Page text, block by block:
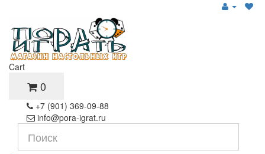
Cart
0
+7 (901) 369-09-88
info@pora-igrat.ru